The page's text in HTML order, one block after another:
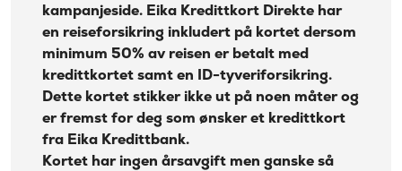
Eika Kredittbank utgir kredittkort sammen med
mange sparebanker og lokalbanker
Om Eika Kredittbank
kampanjeside. Eika Kredittkort Direkte har
en reiseforsikring inkludert på kortet dersom
minimum 50% av reisen er betalt med
kredittkortet samt en ID-tyveriforsikring.
Dette kortet stikker ikke ut på noen måter og
er fremst for deg som ønsker et kredittkort
fra Eika Kredittbank.
Kortet har ingen årsavgift men ganske så